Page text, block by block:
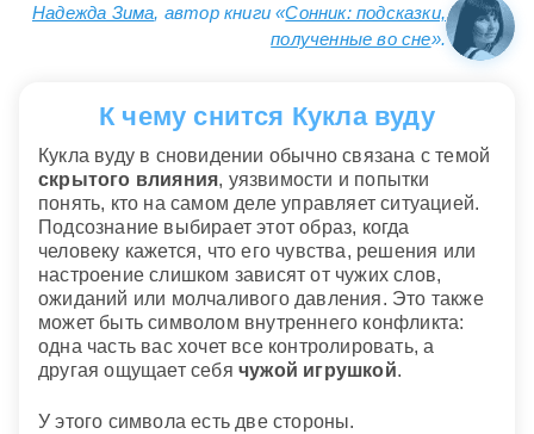
Надежда Зима, автор книги «Сонник: подсказки,
полученные во сне».
К чему снится Кукла вуду
Кукла вуду в сновидении обычно связана с темой
скрытого влияния, уязвимости и попытки
понять, кто на самом деле управляет ситуацией.
Подсознание выбирает этот образ, когда
человеку кажется, что его чувства, решения или
настроение слишком зависят от чужих слов,
ожиданий или молчаливого давления. Это также
может быть символом внутреннего конфликта:
одна часть вас хочет все контролировать, а
другая ощущает себя чужой игрушкой.
У этого символа есть две стороны.